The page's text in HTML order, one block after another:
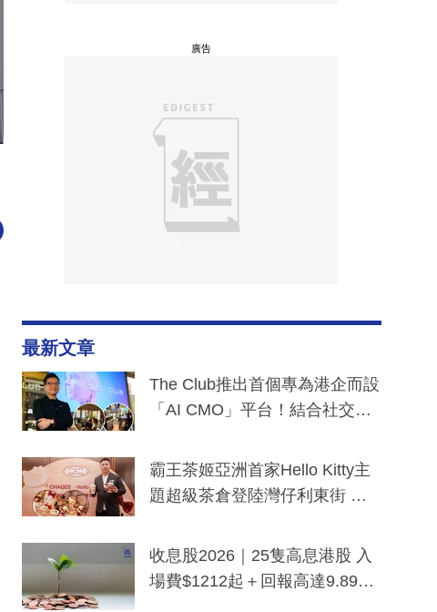
廣告
最新文章
The Club推出首個專為港企而設
「AI CMO」平台！結合社交聆
分鐘生成「貼地」宣傳短片
霸王茶姬亞洲首家Hello Kitty主
題超級茶倉登陸灣仔利東街 推
y及香港限定特調系列
收息股2026｜25隻高息港股 入
場費$1212起＋回報高達9.89